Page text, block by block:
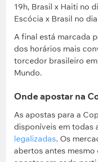
19h, Brasil x Haiti no
Escócia x Brasil no
A final está marcada
dos horários mais
torcedor brasileiro
Mundo.
Onde apostar na
As apostas para a
disponíveis em todas
legalizadas. Os
abertos antes